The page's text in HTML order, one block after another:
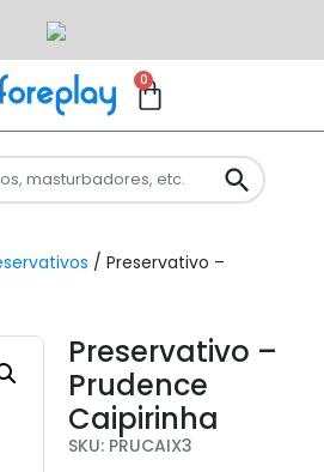
0
/ Preservativo –
Preservativo –
Prudence
Caipirinha
SKU: PRUCAIX3